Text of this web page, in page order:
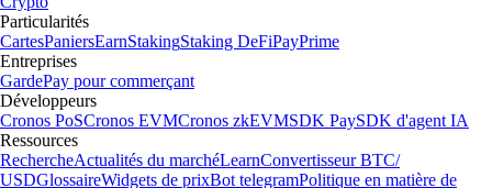
Particularités
CartesPaniersEarnStakingStaking DeFiPayPrime
Entreprises
GardePay pour commerçant
Développeurs
Cronos PoSCronos EVMCronos zkEVMSDK PaySDK d'agent IA
Ressources
RechercheActualités du marchéLearnConvertisseur BTC/
USDGlossaireWidgets de prixBot telegramPolitique en matière de